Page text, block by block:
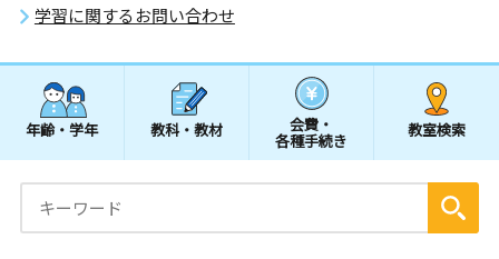
学習に関するお問い合わせ
年齢・学年 教科・教材 会費・
各種手続き
教室検索